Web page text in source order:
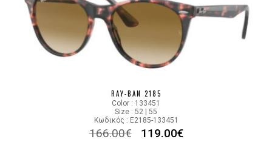
RAY-BAN 2185
Color : 133451
Size : 52 | 55
Κωδικός : E2185-133451
166.00€ 119.00€